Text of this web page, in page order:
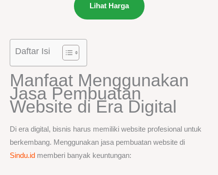
Lihat Harga
Daftar Isi
Manfaat Menggunakan
Jasa Pembuatan
Website di Era Digital
Di era digital, bisnis harus memiliki website profesional untuk
berkembang. Menggunakan jasa pembuatan website di
Sindu.id memberi banyak keuntungan: